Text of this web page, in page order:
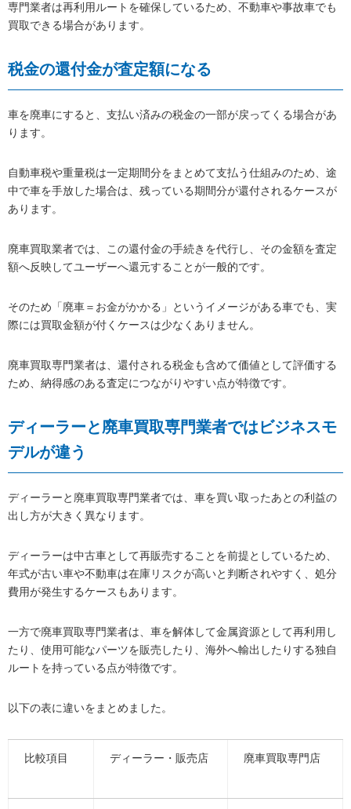
専門業者は再利用ルートを確保しているため、不動車や事故車でも
買取できる場合があります。
税金の還付金が査定額になる
車を廃車にすると、支払い済みの税金の一部が戻ってくる場合があ
ります。
自動車税や重量税は一定期間分をまとめて支払う仕組みのため、途
中で車を手放した場合は、残っている期間分が還付されるケースが
あります。
廃車買取業者では、この還付金の手続きを代行し、その金額を査定
額へ反映してユーザーへ還元することが一般的です。
そのため「廃車＝お金がかかる」というイメージがある車でも、実
際には買取金額が付くケースは少なくありません。
廃車買取専門業者は、還付される税金も含めて価値として評価する
ため、納得感のある査定につながりやすい点が特徴です。
ディーラーと廃車買取専門業者ではビジネスモ
デルが違う
ディーラーと廃車買取専門業者では、車を買い取ったあとの利益の
出し方が大きく異なります。
ディーラーは中古車として再販売することを前提としているため、
年式が古い車や不動車は在庫リスクが高いと判断されやすく、処分
費用が発生するケースもあります。
一方で廃車買取専門業者は、車を解体して金属資源として再利用し
たり、使用可能なパーツを販売したり、海外へ輸出したりする独自
ルートを持っている点が特徴です。
以下の表に違いをまとめました。
比較項目 ディーラー・販売店 廃車買取専門店